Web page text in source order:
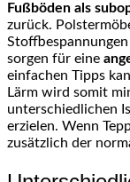
Fußböden als
zurück.
sorgen für eine
einfachen Tipps
Lärm wird somit
unterschiedlichen
erzielen. Wenn
zusätzlich der